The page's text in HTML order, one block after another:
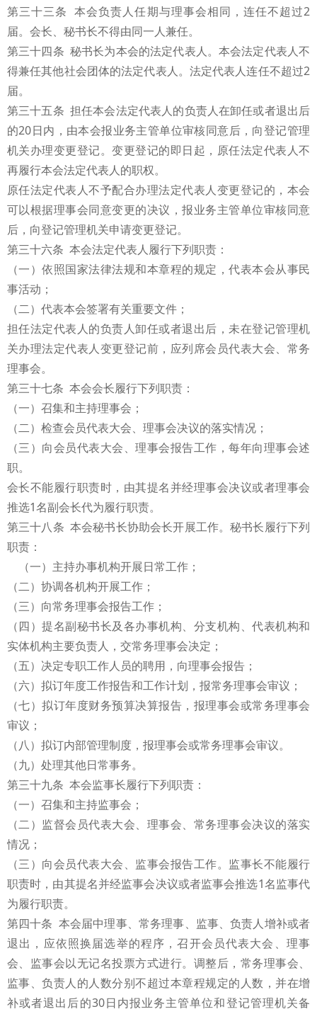
第三十三条 本会负责人任期与理事会相同，连任不超过2
届。会长、秘书长不得由同一人兼任。
第三十四条 秘书长为本会的法定代表人。本会法定代表人不
得兼任其他社会团体的法定代表人。法定代表人连任不超过2
届。
第三十五条 担任本会法定代表人的负责人在卸任或者退出后
的20日内，由本会报业务主管单位审核同意后，向登记管理
机关办理变更登记。变更登记的即日起，原任法定代表人不
再履行本会法定代表人的职权。
原任法定代表人不予配合办理法定代表人变更登记的，本会
可以根据理事会同意变更的决议，报业务主管单位审核同意
后，向登记管理机关申请变更登记。
第三十六条 本会法定代表人履行下列职责：
（一）依照国家法律法规和本章程的规定，代表本会从事民
事活动；
（二）代表本会签署有关重要文件；
担任法定代表人的负责人卸任或者退出后，未在登记管理机
关办理法定代表人变更登记前，应列席会员代表大会、常务
理事会。
第三十七条 本会会长履行下列职责：
（一）召集和主持理事会；
（二）检查会员代表大会、理事会决议的落实情况；
（三）向会员代表大会、理事会报告工作，每年向理事会述
职。
会长不能履行职责时，由其提名并经理事会决议或者理事会
推选1名副会长代为履行职责。
第三十八条 本会秘书长协助会长开展工作。秘书长履行下列
职责：
（一）主持办事机构开展日常工作；
（二）协调各机构开展工作；
（三）向常务理事会报告工作；
（四）提名副秘书长及各办事机构、分支机构、代表机构和
实体机构主要负责人，交常务理事会决定；
（五）决定专职工作人员的聘用，向理事会报告；
（六）拟订年度工作报告和工作计划，报常务理事会审议；
（七）拟订年度财务预算决算报告，报理事会或常务理事会
审议；
（八）拟订内部管理制度，报理事会或常务理事会审议。
（九）处理其他日常事务。
第三十九条 本会监事长履行下列职责：
（一）召集和主持监事会；
（二）监督会员代表大会、理事会、常务理事会决议的落实
情况；
（三）向会员代表大会、监事会报告工作。监事长不能履行
职责时，由其提名并经监事会决议或者监事会推选1名监事代
为履行职责。
第四十条 本会届中理事、常务理事、监事、负责人增补或者
退出，应依照换届选举的程序，召开会员代表大会、理事
会、监事会以无记名投票方式进行。调整后，常务理事会、
监事、负责人的人数分别不超过本章程规定的人数，并在增
补或者退出后的30日内报业务主管单位和登记管理机关备